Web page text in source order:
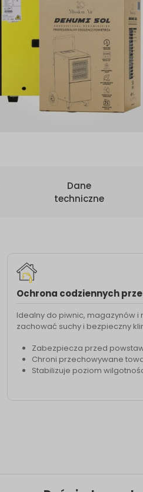
Dane
techniczne
Ochrona codziennych
Idealny do piwnic, magazynów
zachować suchy i bezpieczny
Zabezpiecza przed
Chroni przechowywane
Stabilizuje poziom